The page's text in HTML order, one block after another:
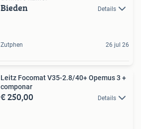
Bieden Details
Zutphen 26 jul 26
Leitz Focomat V35-2.8/40+ Opemus 3 +
componar
€ 250,00 Details